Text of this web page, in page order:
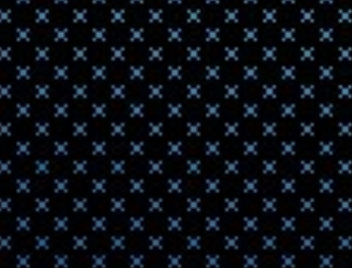
2020-08-16 18:40
Ученые
различны...
3D
2020-08-05 13:20
Немецкий
на